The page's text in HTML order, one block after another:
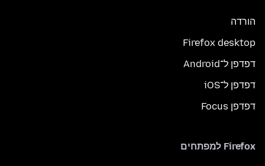
הורדה
Firefox desktop
דפדפן ל־Android
דפדפן ל־iOS
דפדפן Focus
Firefox למפתחים